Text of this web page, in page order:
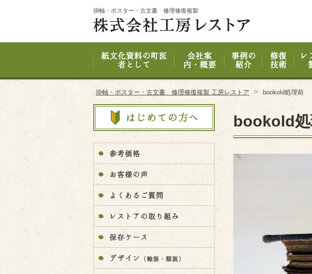
掛軸・ポスター・古文書 修理修復複製
紙文化資料の町医
者として
会社案
内・概要
事例の
紹介
修復
技術
レ
掛軸・ポスター・古文書 修理修復複製 工房レストア > bookold処理前
bookold
参考価格
お客様の声
よくあるご質問
レストアの取り組み
保存ケース
デザイン （軸装・額装）